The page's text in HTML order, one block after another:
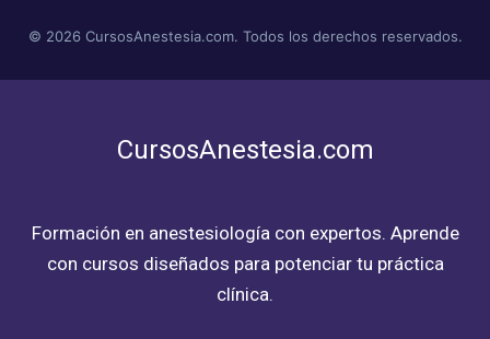
© 2026 CursosAnestesia.com. Todos los derechos reservados.
CursosAnestesia.com
Formación en anestesiología con expertos. Aprende
con cursos diseñados para potenciar tu práctica
clínica.